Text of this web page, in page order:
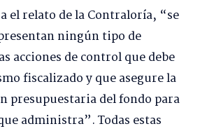
el relato de la Contraloría, “se
ningún tipo de
acciones de control que debe
fiscalizado y que asegure la
presupuestaria del fondo para
administra”. Todas estas